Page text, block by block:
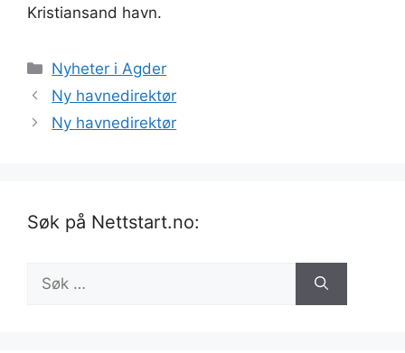
Kristiansand havn.
Kategorier
Nyheter i Agder
Ny havnedirektør
Ny havnedirektør
Søk på Nettstart.no:
etter: